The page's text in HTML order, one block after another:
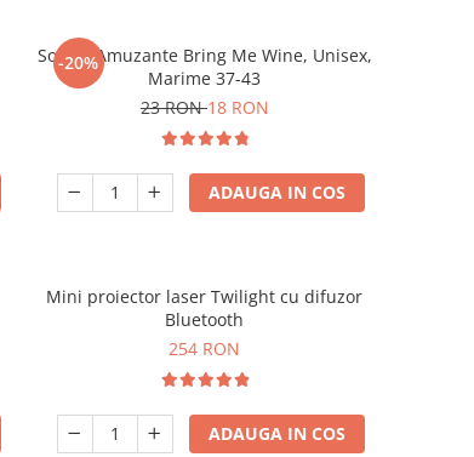
-20%
Sosete Amuzante Bring Me Wine, Unisex,
Marime 37-43
23 RON18 RON
ADAUGA IN COS
Mini proiector laser Twilight cu difuzor
Bluetooth
254 RON
ADAUGA IN COS